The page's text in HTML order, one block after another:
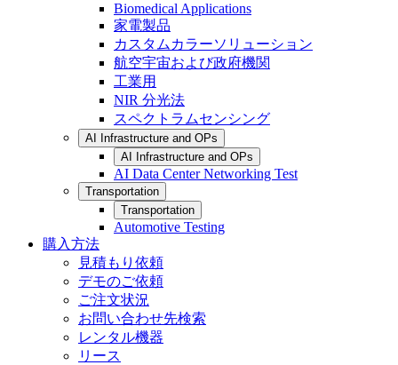
Biomedical Applications
家電製品
カスタムカラーソリューション
航空宇宙および政府機関
工業用
NIR 分光法
スペクトラムセンシング
AI Infrastructure and OPs
AI Infrastructure and OPs
AI Data Center Networking Test
Transportation
Transportation
Automotive Testing
購入方法
見積もり依頼
デモのご依頼
ご注文状況
お問い合わせ先検索
レンタル機器
リース